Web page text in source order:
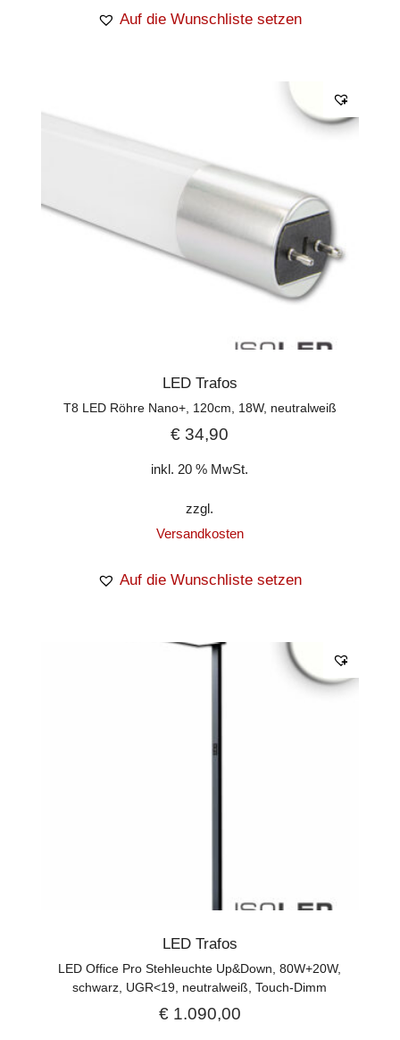
Auf die Wunschliste setzen
LED Trafos
T8 LED Röhre Nano+, 120cm, 18W, neutralweiß
€ 34,90
inkl. 20 % MwSt.
zzgl.
Versandkosten
Auf die Wunschliste setzen
LED Trafos
LED Office Pro Stehleuchte Up&Down, 80W+20W,
schwarz, UGR<19, neutralweiß, Touch-Dimm
€1.090,00